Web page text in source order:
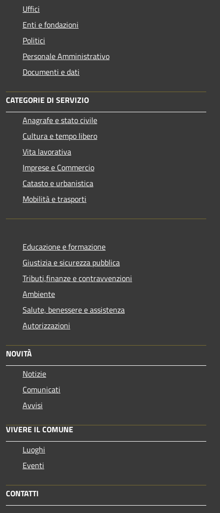
Uffici
Enti e fondazioni
Politici
Personale Amministrativo
Documenti e dati
CATEGORIE DI SERVIZIO
Anagrafe e stato civile
Cultura e tempo libero
Vita lavorativa
Imprese e Commercio
Catasto e urbanistica
Mobilità e trasporti
Educazione e formazione
Giustizia e sicurezza pubblica
Tributi,finanze e contravvenzioni
Ambiente
Salute, benessere e assistenza
Autorizzazioni
NOVITÀ
Notizie
Comunicati
Avvisi
VIVERE IL COMUNE
Luoghi
Eventi
CONTATTI